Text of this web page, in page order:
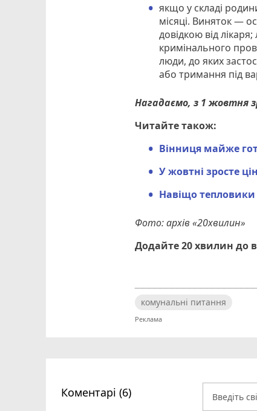
якщо у складі
місяці. Виняток —
довідкою від
кримінального
люди, до яких
або тримання під
Нагадаємо, з 1 жовтня
Читайте також:
Вінниця майже
У жовтні зросте
Навіщо
Фото: архів «20хвилин»
Додайте 20 хвилин до
комунальні питання
Коментарі (6)